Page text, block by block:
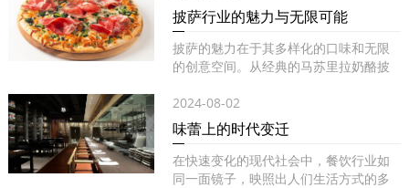
披萨行业的魅力与无限可能
披萨的魅力在于其多样化的口味和无限
的创意空间。从经典的马苏里拉奶酪披
2024-08-02
味蕾上的时代变迁
在快速变化的现代社会中，餐饮行业如
同一面镜子，映照出人们生活方式的多